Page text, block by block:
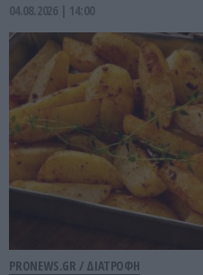
04.08.2026 | 14:00
PRONEWS.GR / ΔΙΑΤΡΟΦΗ